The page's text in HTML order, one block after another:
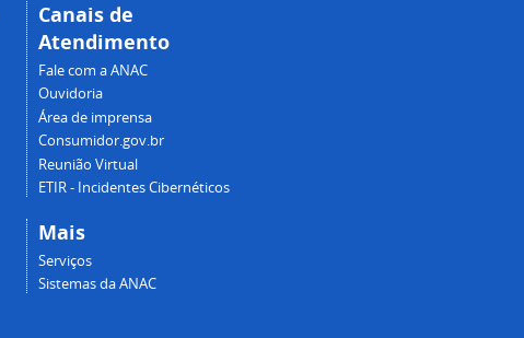
Canais de
Atendimento
Fale com a ANAC
Ouvidoria
Área de imprensa
Consumidor.gov.br
Reunião Virtual
ETIR - Incidentes Cibernéticos
Mais
Serviços
Sistemas da ANAC